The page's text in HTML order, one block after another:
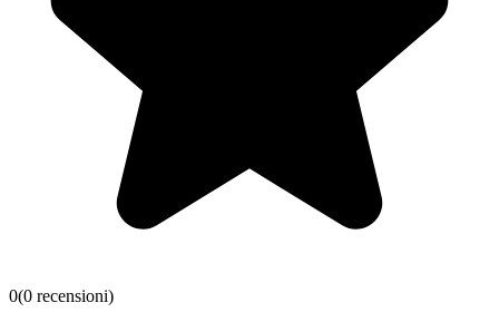
0(0 recensioni)